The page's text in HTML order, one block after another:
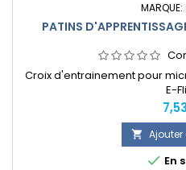
MARQUE:
PATINS
Croix d'entrainement pour
E-
Prix

 En